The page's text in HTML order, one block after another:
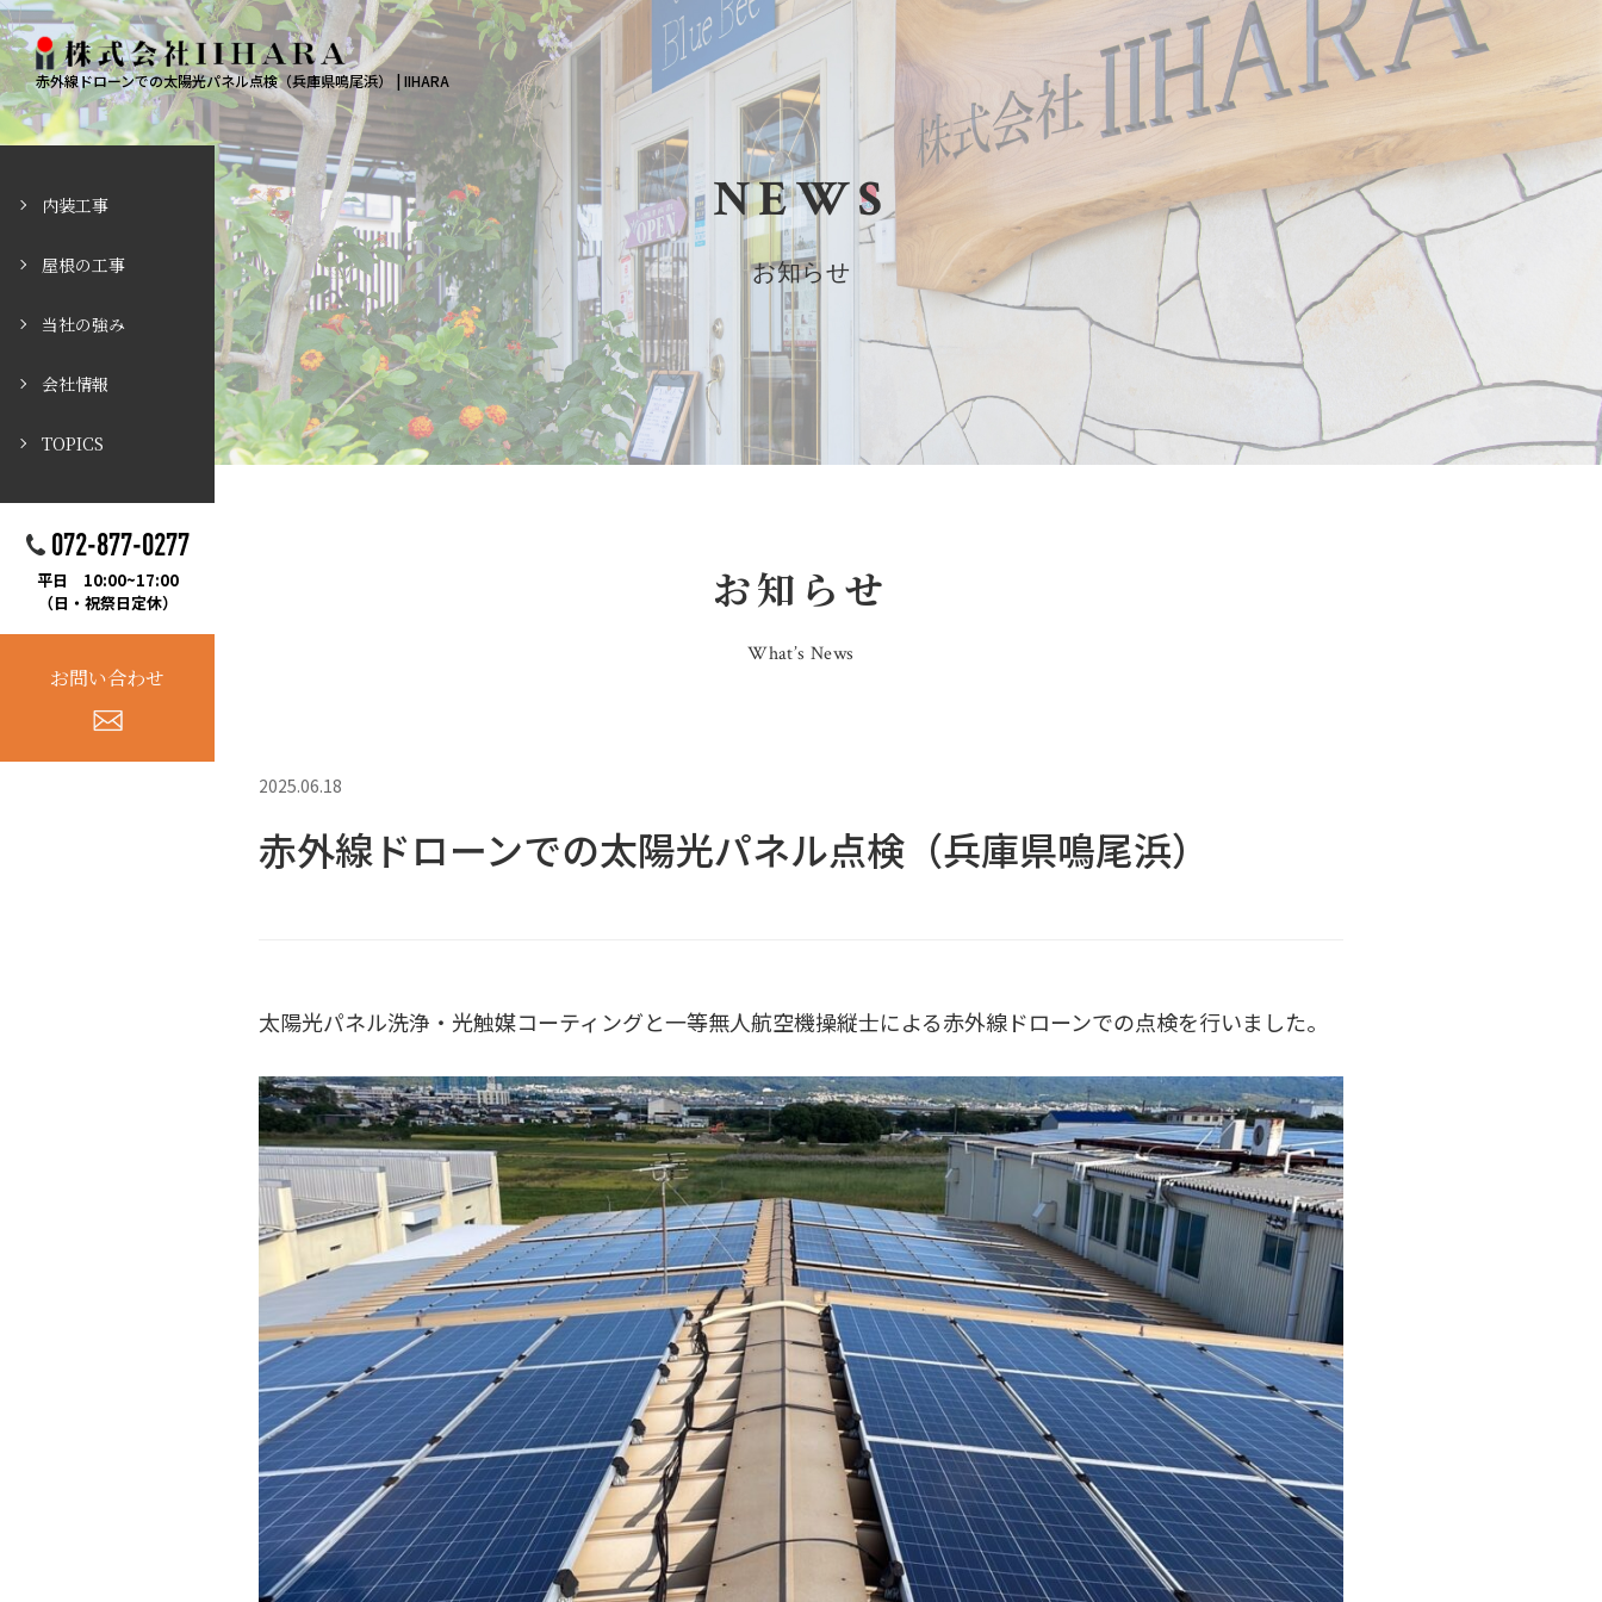
赤外線ドローンでの太陽光パネル点検（兵庫県鳴尾浜） | IIHARA
内装工事
屋根の工事
当社の強み
会社情報
TOPICS
072-877-0277
平日 10:00~17:00
（日・祝祭日定休）
お問い合わせ
NEWS
お知らせ
お知らせ
What’s News
2025.06.18
赤外線ドローンでの太陽光パネル点検（兵庫県鳴尾浜）
太陽光パネル洗浄・光触媒コーティングと一等無人航空機操縦士による赤外線ドローンでの点検を行いました。